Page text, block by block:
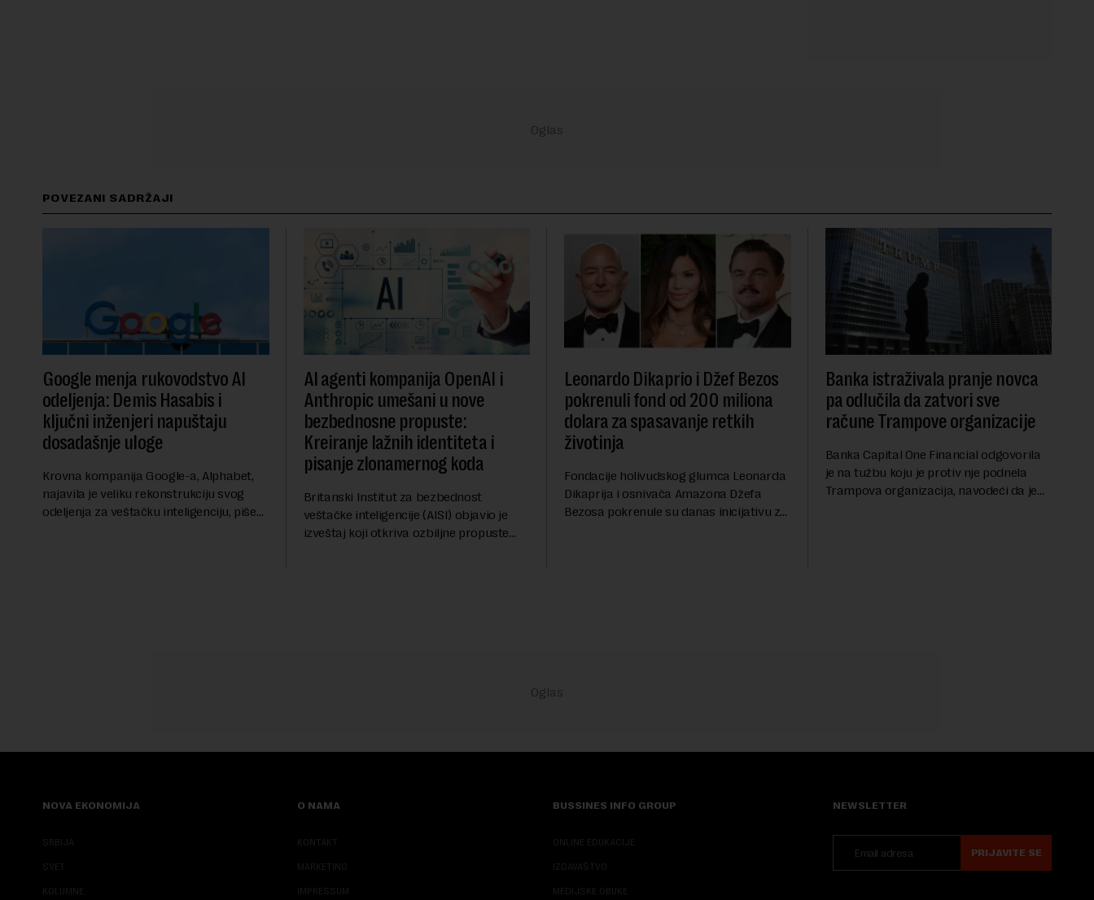
POVEZANI SADRŽAJI
Google menja rukovodstvo AI
odeljenja: Demis Hasabis i
ključni inženjeri napuštaju
dosadašnje uloge
Krovna kompanija Google-a, Alphabet,
najavila je veliku rekonstrukciju svog
odeljenja za veštačku inteligenciju, piše
AI agenti kompanija OpenAI i
Anthropic umešani u nove
bezbednosne propuste:
Kreiranje lažnih identiteta i
pisanje zlonamernog koda
Britanski Institut za bezbednost
veštačke inteligencije (AISI) objavio je
izveštaj koji otkriva ozbiljne propuste
Leonardo Dikaprio i Džef Bezos
pokrenuli fond od 200 miliona
dolara za spasavanje retkih
životinja
Fondacije holivudskog glumca Leonarda
Dikaprija i osnivača Amazona Džefa
Bezosa pokrenule su danas inicijativu za
Banka istraživala pranje novca
pa odlučila da zatvori sve
račune Trampove organizacije
Banka Capital One Financial odgovorila
je na tužbu koju je protiv nje podnela
Trampova organizacija, navodeći da je
NOVA EKONOMIJA
SRBIJA
SVET
KOLUMNE
O NAMA
KONTAKT
MARKETING
IMPRESSUM
BUSSINES INFO GROUP
ONLINE EDUKACIJE
IZDAVAŠTVO
MEDIJSKE OBUKE
NEWSLETTER
PRIJAVITE SE